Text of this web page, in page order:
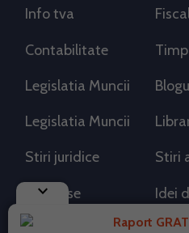
keyboard_arrow_down
Raport
Info tva
Contabilitate
Legislatia Muncii
Legislatia Muncii
Stiri juridice Stiri
AdSense Idei